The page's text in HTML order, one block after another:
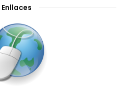
Enllaces